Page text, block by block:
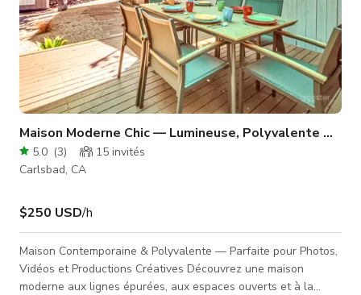
Maison Moderne Chic — Lumineuse, Polyvalente &
5.0 (3) 15 invités
Carlsbad, CA
$250 USD/h
Maison Contemporaine & Polyvalente — Parfaite pour Photos,
Vidéos et Productions Créatives Découvrez une maison
moderne aux lignes épurées, aux espaces ouverts et à la